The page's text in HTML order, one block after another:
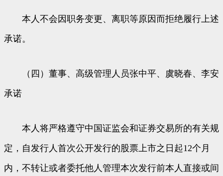
本人不会因职务变更、离职等原因而拒绝履行上述
承诺。
（四）董事、高级管理人员张中平、虞晓春、李安
承诺
本人将严格遵守中国证监会和证券交易所的有关规
定，自发行人首次公开发行的股票上市之日起12个月
内，不转让或者委托他人管理本次发行前本人直接或间